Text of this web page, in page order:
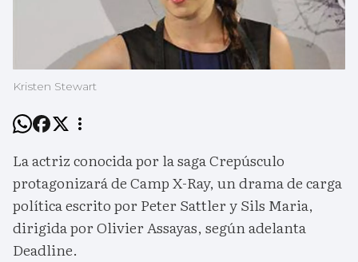
Kristen Stewart
La actriz conocida por la saga Crepúsculo
protagonizará de Camp X-Ray, un drama de carga
política escrito por Peter Sattler y Sils Maria,
dirigida por Olivier Assayas, según adelanta
Deadline.